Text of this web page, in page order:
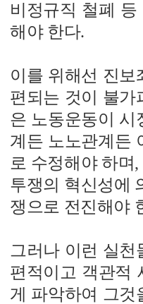
비정규직 철폐
해야 한다.
이를 위해선 진보
편되는 것이 불가
은 노동운동이 시
계든 노노관계든
로 수정해야 하며
투쟁의 혁신성에
쟁으로 전진해야
그러나 이런 실천
편적이고 객관적
게 파악하여 그것